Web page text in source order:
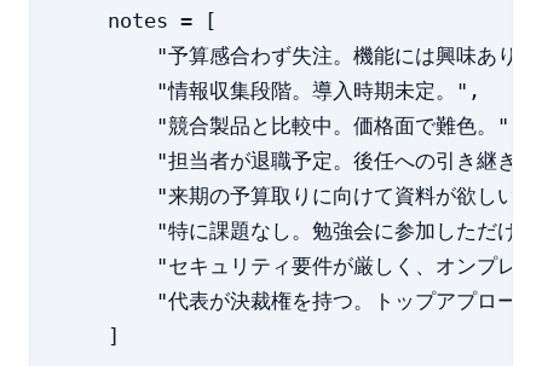
    notes = [
"予算感合わず失注。機能には興味あり
        "情報収集段階。導入時期未定。",
        "競合製品と比較中。価格面で難色。",
"担当者が退職予定。後任への引き継ぎ
"来期の予算取りに向けて資料が欲しい
"特に課題なし。勉強会に参加しただけ
"セキュリティ要件が厳しく、オンプレ
"代表が決裁権を持つ。トップアプロー
    ]